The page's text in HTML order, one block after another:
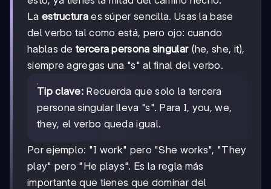
La estructuraes súper sencilla. Usas la base
del verbo tal como está, pero ojo: cuando
hablas detercera persona singular(he, she, it),
siempre agregas una "s" al final del verbo.
Tip clave: Recuerda que solo la tercera
persona singular lleva "s". Para I, you, we,
they, el verbo queda igual.
Por ejemplo: "I work" pero "She works", "They
play" pero "He plays". Es la regla más
importante que tienes que dominar del